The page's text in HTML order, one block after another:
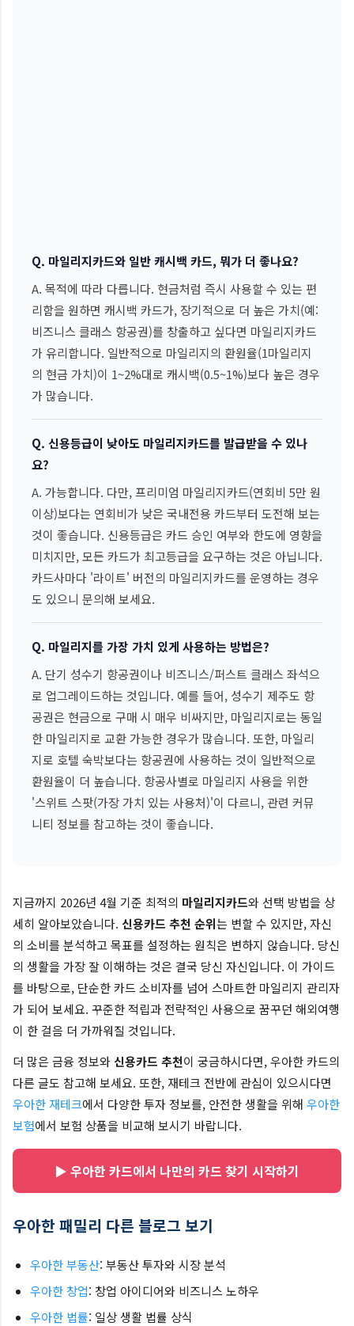
Q. 마일리지카드와 일반 캐시백 카드, 뭐가 더 좋나요?
A. 목적에 따라 다릅니다. 현금처럼 즉시 사용할 수 있는 편
리함을 원하면 캐시백 카드가, 장기적으로 더 높은 가치(예:
비즈니스 클래스 항공권)를 창출하고 싶다면 마일리지카드
가 유리합니다. 일반적으로 마일리지의 환원율(1마일리지
의 현금 가치)이 1~2%대로 캐시백(0.5~1%)보다 높은 경우
가 많습니다.
Q. 신용등급이 낮아도 마일리지카드를 발급받을 수 있나
요?
A. 가능합니다. 다만, 프리미엄 마일리지카드(연회비 5만 원
이상)보다는 연회비가 낮은 국내전용 카드부터 도전해 보는
것이 좋습니다. 신용등급은 카드 승인 여부와 한도에 영향을
미치지만, 모든 카드가 최고등급을 요구하는 것은 아닙니다.
카드사마다 '라이트' 버전의 마일리지카드를 운영하는 경우
도 있으니 문의해 보세요.
Q. 마일리지를 가장 가치 있게 사용하는 방법은?
A. 단기 성수기 항공권이나 비즈니스/퍼스트 클래스 좌석으
로 업그레이드하는 것입니다. 예를 들어, 성수기 제주도 항
공권은 현금으로 구매 시 매우 비싸지만, 마일리지로는 동일
한 마일리지로 교환 가능한 경우가 많습니다. 또한, 마일리
지로 호텔 숙박보다는 항공권에 사용하는 것이 일반적으로
환원율이 더 높습니다. 항공사별로 마일리지 사용을 위한
'스위트 스팟(가장 가치 있는 사용처)'이 다르니, 관련 커뮤
니티 정보를 참고하는 것이 좋습니다.
지금까지 2026년 4월 기준 최적의 마일리지카드와 선택 방법을 상
세히 알아보았습니다. 신용카드 추천 순위는 변할 수 있지만, 자신
의 소비를 분석하고 목표를 설정하는 원칙은 변하지 않습니다. 당신
의 생활을 가장 잘 이해하는 것은 결국 당신 자신입니다. 이 가이드
를 바탕으로, 단순한 카드 소비자를 넘어 스마트한 마일리지 관리자
가 되어 보세요. 꾸준한 적립과 전략적인 사용으로 꿈꾸던 해외여행
이 한 걸음 더 가까워질 것입니다.
더 많은 금융 정보와 신용카드 추천이 궁금하시다면, 우아한 카드의
다른 글도 참고해 보세요. 또한, 재테크 전반에 관심이 있으시다면
우아한 재테크에서 다양한 투자 정보를, 안전한 생활을 위해 우아한
보험에서 보험 상품을 비교해 보시기 바랍니다.
▶ 우아한 카드에서 나만의 카드 찾기 시작하기
우아한 패밀리 다른 블로그 보기
우아한 부동산: 부동산 투자와 시장 분석
우아한 창업: 창업 아이디어와 비즈니스 노하우
우아한 법률: 일상 생활 법률 상식